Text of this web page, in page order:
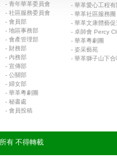
- 青年華革委員會
- 社區服務委員會
- 會員部
- 地區事務部
- 會產管理部
- 財務部
- 內務部
- 宣傳部
- 公關部
- 婦女部
- 華革粵劇團
- 秘書處
- 會員投稿
- 華革愛心工程
- 華革社區服務
- 華革文康體藝促
- 卓師會 Percy
- 華革粵劇團
- 姿采藝苑
- 華革獅子山下
有 不得轉載